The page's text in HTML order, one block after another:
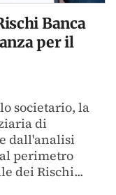
Banca
per il
societario, la
di
dall'analisi
perimetro
dei Rischi...